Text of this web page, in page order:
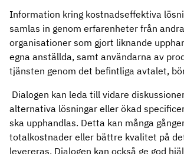
Information kring kostnadseffektiva
samlas in genom erfarenheter från
organisationer som gjort liknande
egna anställda, samt användarna av
tjänsten genom det befintliga avtalet,
Dialogen kan leda till vidare
alternativa lösningar eller ökad
ska upphandlas. Detta kan många
totalkostnader eller bättre kvalitet på
levereras. Dialogen kan också ge god